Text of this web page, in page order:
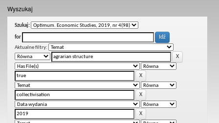
Wyszukaj
Szukaj:
for
Aktualne filtry: